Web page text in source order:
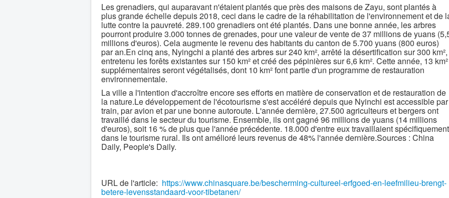
Les grenadiers, qui auparavant n'étaient plantés que près des maisons de Zayu, sont plantés à
plus grande échelle depuis 2018, ceci dans le cadre de la réhabilitation de l'environnement et de
lutte contre la pauvreté. 289.100 grenadiers ont été plantés. Dans une bonne année, les arbres
pourront produire 3.000 tonnes de grenades, pour une valeur de vente de 37 millions de yuans
millions d'euros). Cela augmente le revenu des habitants du canton de 5.700 yuans (800 euros)
par an.En cinq ans, Nyingchi a planté des arbres sur 240 km², arrêté la désertification sur 300 km²,
entretenu les forêts existantes sur 150 km² et créé des pépinières sur 6,6 km². Cette année, 13 km²
supplémentaires seront végétalisés, dont 10 km² font partie d'un programme de restauration
environnementale.
La ville a l'intention d'accroître encore ses efforts en matière de conservation et de restauration de
la nature.Le développement de l'écotourisme s'est accéléré depuis que Nyinchi est accessible par
train, par avion et par une bonne autoroute. L'année dernière, 27.500 agriculteurs et bergers ont
travaillé dans le secteur du tourisme. Ensemble, ils ont gagné 96 millions de yuans (14 millions
d'euros), soit 16 % de plus que l'année précédente. 18.000 d'entre eux travaillaient spécifiquement
dans le tourisme rural. Ils ont amélioré leurs revenus de 48% l'année dernière.Sources : China
Daily, People's Daily.
URL de l'article: https://www.chinasquare.be/bescherming-cultureel-erfgoed-en-leefmilieu-brengt-
betere-levensstandaard-voor-tibetanen/